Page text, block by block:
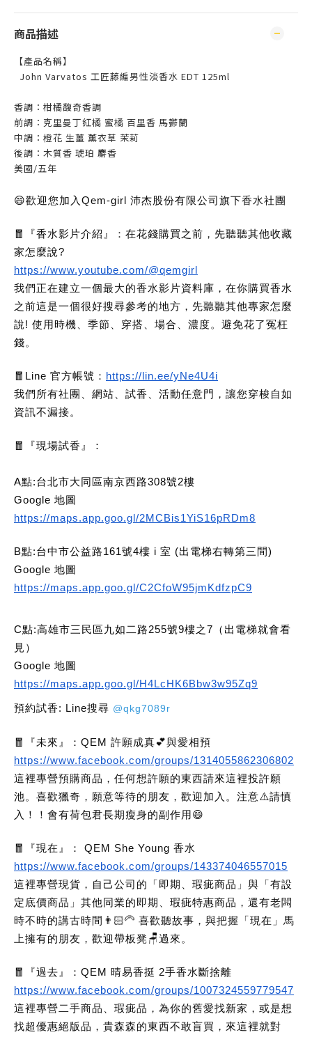
商品描述
【產品名稱】
John Varvatos 工匠藤編男性淡香水 EDT 125ml
香調： 柑橘馥奇香調
前調：克里曼丁紅橘 蜜橘 百里香 馬鬱蘭
中調：橙花 生薑 薰衣草 茉莉
後調：木質香 琥珀 麝香
美國/五年
😄歡迎您加入Qem-girl 沛杰股份有限公司旗下香水社團
🧧『香水影片介紹』：在花錢購買之前，先聽聽其他收藏
家怎麼說?
https://www.youtube.com/@qemgirl
我們正在建立一個最大的香水影片資料庫，在你購買香水
之前這是一個很好搜尋參考的地方，先聽聽其他專家怎麼
說! 使用時機、季節、穿搭、場合、濃度。避免花了冤枉
錢。
🧧Line 官方帳號： https://lin.ee/yNe4U4i
我們所有社團、網站、試香、活動任意門，讓您穿梭自如
資訊不漏接。
🧧 『現場試香』：
A點:台北市大同區南京西路308號2樓
Google 地圖
https://maps.app.goo.gl/2MCBis1YiS16pRDm8
B點:台中市公益路161號4樓 i 室 (出電梯右轉第三間)
Google 地圖
https://maps.app.goo.gl/C2CfoW95jmKdfzpC9
C點:高雄市三民區九如二路255號9樓之7（出電梯就會看
見）
Google 地圖
https://maps.app.goo.gl/H4LcHK6Bbw3w95Zq9
預約試香: Line搜尋 @qkg7089r
🧧『未來』：QEM 許願成真💕與愛相預
https://www.facebook.com/groups/1314055862306802
這裡專營預購商品，任何想許願的東西請來這裡投許願
池。喜歡獵奇，願意等待的朋友，歡迎加入。注意⚠️請慎
入！！會有荷包君長期瘦身的副作用😄
🧧『現在』： QEM She Young 香水
https://www.facebook.com/groups/143374046557015
這裡專營現貨，自己公司的「即期、瑕疵商品」與「有設
定底價商品」其他同業的即期、瑕疵特惠商品，還有老闆
時不時的講古時間👨🏻‍🦳 喜歡聽故事，與把握「現在」馬
上擁有的朋友，歡迎帶板凳🪑過來。
🧧『過去』：QEM 晴易香挺 2手香水斷捨離
https://www.facebook.com/groups/1007324559779547
這裡專營二手商品、瑕疵品，為你的舊愛找新家，或是想
找超優惠絕版品，貴森森的東西不敢盲買，來這裡就對